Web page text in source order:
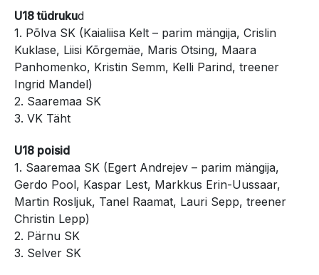
U18 tüdrukud
1. Põlva SK (Kaialiisa Kelt – parim mängija, Crislin
Kuklase, Liisi Kõrgemäe, Maris Otsing, Maara
Panhomenko, Kristin Semm, Kelli Parind, treener
Ingrid Mandel)
2. Saaremaa SK
3. VK Täht
U18 poisid
1. Saaremaa SK (Egert Andrejev – parim mängija,
Gerdo Pool, Kaspar Lest, Markkus Erin-Uussaar,
Martin Rosljuk, Tanel Raamat, Lauri Sepp, treener
Christin Lepp)
2. Pärnu SK
3. Selver SK